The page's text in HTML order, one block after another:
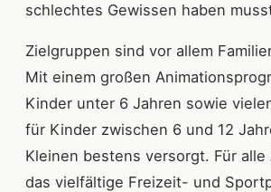
schlechtes Gewissen haben
Zielgruppen sind vor allem
Mit einem großen
Kinder unter 6 Jahren sowie
für Kinder zwischen 6 und 12
Kleinen bestens versorgt. Für
das vielfältige Freizeit- und